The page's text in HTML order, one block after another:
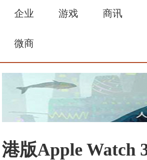
企业 游戏 商讯
微商
港版Apple Watch